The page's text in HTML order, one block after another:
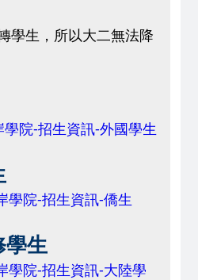
學生，所以大二無法降
學院-招生資訊-外國學生
學院-招生資訊-僑生
學生
學院-招生資訊-大陸學